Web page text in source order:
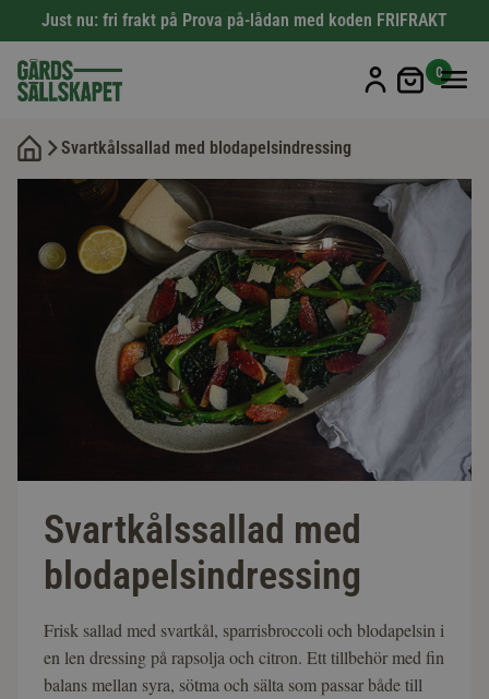
Just nu: fri frakt på Prova på-lådan med koden FRIFRAKT
Min
0
Svartkålssallad med blodapelsindressing
Svartkålssallad med
blodapelsindressing
Frisk sallad med svartkål, sparrisbroccoli och blodapelsin i
en len dressing på rapsolja och citron. Ett tillbehör med fin
balans mellan syra, sötma och sälta som passar både till